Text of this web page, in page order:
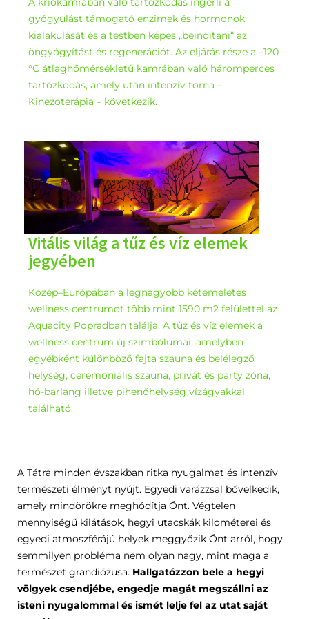
gyógyulást támogató enzimek és hormonok
kialakulását és a testben képes „beindítani“ az
öngyógyítást és regenerációt. Az eljárás része a –120
°C átlaghőmérsékletű kamrában való háromperces
tartózkodás, amely után intenzív torna –
Kinezoterápia – következik.
Vitális világ a tűz és víz elemek
jegyében
Közép–Európában a legnagyobb kétemeletes
wellness centrumot több mint 1590 m2 felülettel az
Aquacity Popradban találja. A tűz és víz elemek a
wellness centrum új szimbólumai, amelyben
egyébként különböző fajta szauna és belélegző
helység, ceremoniális szauna, privát és party zóna,
hó-barlang illetve pihenőhelység vízágyakkal
található.
A Tátra minden évszakban ritka nyugalmat és intenzív
természeti élményt nyújt. Egyedi varázzsal bővelkedik,
amely mindörökre meghódítja Önt. Végtelen
mennyiségű kilátások, hegyi utacskák kilométerei és
egyedi atmoszférájú helyek meggyőzik Önt arról, hogy
semmilyen probléma nem olyan nagy, mint maga a
természet grandiózusa. Hallgatózzon bele a hegyi
völgyek csendjébe, engedje magát megszállni az
isteni nyugalommal és ismét lelje fel az utat saját